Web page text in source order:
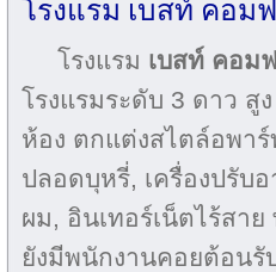
โรงแรม เบสท์ คอม
โรงแรม เบสท์ คอม
โรงแรมระดับ 3 ดาว สู
ห้อง ตกแต่งสไตล์อพา
ปลอดบุหรี่, เครื่องปรับ
ผม, อินเทอร์เน็ตไร้สา
ยังมีพนักงานคอยต้อนรั